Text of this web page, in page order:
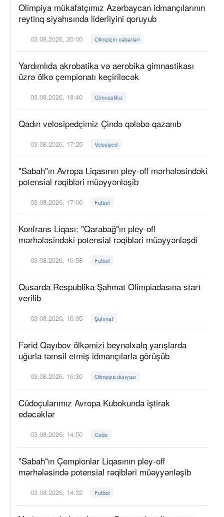
Olimpiya mükafatçımız Azərbaycan idmançılarının
reytinq siyahısında liderliyini qoruyub
03.08.2026, 20:00 Olimpizm xəbərləri
Yardımlıda akrobatika və aerobika gimnastikası
üzrə ölkə çempionatı keçiriləcək
03.08.2026, 18:40 Gimnastika
Qadın velosipedçimiz Çində qələbə qazanıb
03.08.2026, 17:25 Velosiped
"Sabah"ın Avropa Liqasının pley-off mərhələsindəki
potensial rəqibləri müəyyənləşib
03.08.2026, 17:06 Futbol
Konfrans Liqası: "Qarabağ"ın pley-off
mərhələsindəki potensial rəqibləri müəyyənləşdi
03.08.2026, 16:58 Futbol
Qusarda Respublika Şahmat Olimpiadasına start
verilib
03.08.2026, 16:35 Şahmat
Fərid Qayıbov ölkəmizi beynəlxalq yarışlarda
uğurla təmsil etmiş idmançılarla görüşüb
03.08.2026, 16:30 Olimpiya dünyası
Cüdoçularımız Avropa Kubokunda iştirak
edəcəklər
03.08.2026, 14:50 Cüdo
"Sabah"ın Çempionlar Liqasının pley-off
mərhələsində potensial rəqibləri müəyyənləşib
03.08.2026, 14:32 Futbol